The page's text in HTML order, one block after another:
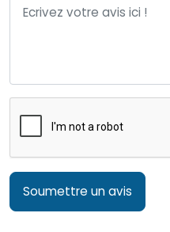
Soumettre un avis